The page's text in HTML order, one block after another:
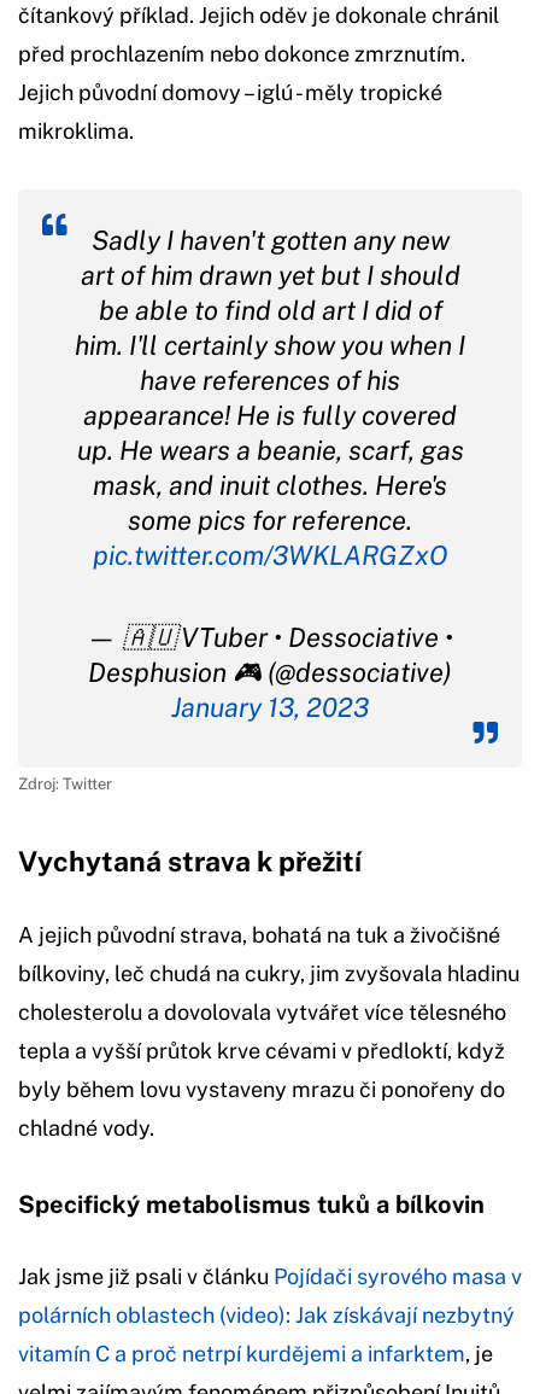
čítankový příklad. Jejich oděv je dokonale chránil
před prochlazením nebo dokonce zmrznutím.
Jejich původní domovy – iglú - měly tropické
mikroklima.
Sadly I haven't gotten any new
art of him drawn yet but I should
be able to find old art I did of
him. I'll certainly show you when I
have references of his
appearance! He is fully covered
up. He wears a beanie, scarf, gas
mask, and inuit clothes. Here's
some pics for reference.
pic.twitter.com/3WKLARGZxO
— 🇦🇺 VTuber • Dessociative •
Desphusion 🎮 (@dessociative)
January 13, 2023
Zdroj: Twitter
Vychytaná strava k přežití
A jejich původní strava, bohatá na tuk a živočišné
bílkoviny, leč chudá na cukry, jim zvyšovala hladinu
cholesterolu a dovolovala vytvářet více tělesného
tepla a vyšší průtok krve cévami v předloktí, když
byly během lovu vystaveny mrazu či ponořeny do
chladné vody.
Specifický metabolismus tuků a bílkovin
Jak jsme již psali v článku Pojídači syrového masa v
polárních oblastech (video): Jak získávají nezbytný
vitamín C a proč netrpí kurdějemi a infarktem, je